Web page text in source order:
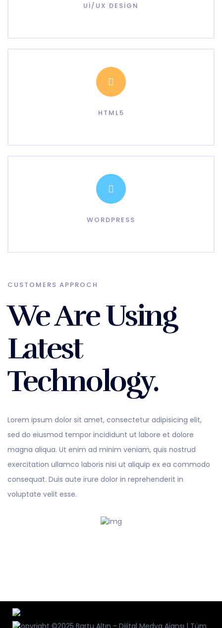
UI/UX DESIGN
HTML5
WORDPRESS
CUSTOMERS APPROCH
We Are Using
Latest
Technology.
Lorem ipsum dolor sit amet, consectetur adipisicing elit,
sed do eiusmod tempor incididunt ut labore et dolore
magna aliqua. Ut enim ad minim veniam, quis nostrud
exercitation ullamco laboris nisi ut aliquip ex ea commodo
consequat. Duis aute irure dolor in reprehenderit in
voluptate velit esse.